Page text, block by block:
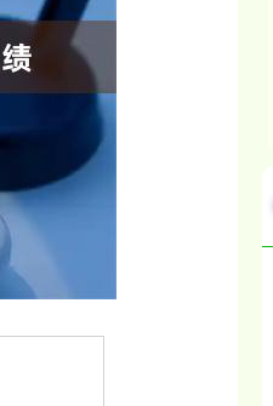
沪深300